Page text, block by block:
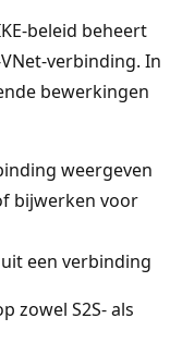
beleid beheert
verbinding. In
bewerkingen
weergeven
bijwerken voor
een verbinding
zowel S2S- als